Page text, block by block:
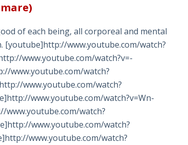
of each being, all corporeal and mental
www.youtube.com/watch?
www.youtube.com/watch?v=-
www.youtube.com/watch?
www.youtube.com/watch?
www.youtube.com/watch?v=Wn-
watch?
www.youtube.com/watch?
www.youtube.com/watch?